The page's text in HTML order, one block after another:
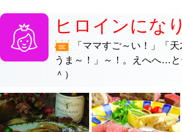
ヒロインにな
「ママすご～い！」「
うま～！」～！。えへへ…と
＾）